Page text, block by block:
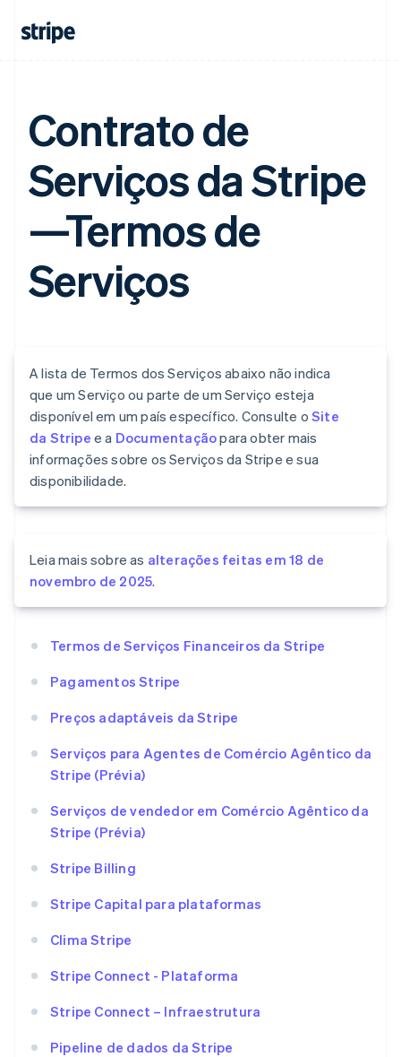
Contrato de
Serviços da Stripe
—Termos de
Serviços
A lista de Termos dos Serviços abaixo não indica
que um Serviço ou parte de um Serviço esteja
disponível em um país específico. Consulte oSite
da Stripe e a Documentaçãopara obter mais
informações sobre os Serviços da Stripe e sua
disponibilidade.
Leia mais sobre as alterações feitas em 18 de
novembro de 2025.
Termos de Serviços Financeiros da Stripe
Pagamentos Stripe
Preços adaptáveis da Stripe
Serviços para Agentes de Comércio Agêntico da
Stripe (Prévia)
Serviços de vendedor em Comércio Agêntico da
Stripe (Prévia)
Stripe Billing
Stripe Capital para plataformas
Clima Stripe
Stripe Connect - Plataforma
Stripe Connect – Infraestrutura
Pipeline de dados da Stripe